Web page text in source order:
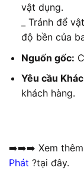
vật dụng.
_ Tránh để
độ bền của
Nguốn gốc:
Yêu cầu
khách hàng.
➡️➡️➡️ Xem thêm
Phát ?tại đây.